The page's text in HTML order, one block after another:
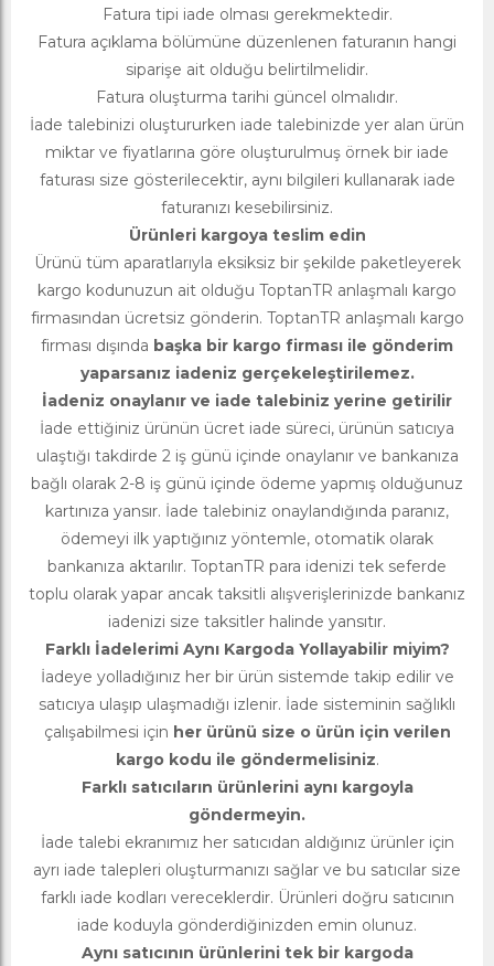
Fatura tipi iade olması gerekmektedir.
Fatura açıklama bölümüne düzenlenen faturanın hangi
siparişe ait olduğu belirtilmelidir.
Fatura oluşturma tarihi güncel olmalıdır.
İade talebinizi oluştururken iade talebinizde yer alan ürün
miktar ve fiyatlarına göre oluşturulmuş örnek bir iade
faturası size gösterilecektir, aynı bilgileri kullanarak iade
faturanızı kesebilirsiniz.
Ürünleri kargoya teslim edin
Ürünü tüm aparatlarıyla eksiksiz bir şekilde paketleyerek
kargo kodunuzun ait olduğu ToptanTR anlaşmalı kargo
firmasından ücretsiz gönderin. ToptanTR anlaşmalı kargo
firması dışında başka bir kargo firması ile gönderim
yaparsanız iadeniz gerçekeleştirilemez.
İadeniz onaylanır ve iade talebiniz yerine getirilir
İade ettiğiniz ürünün ücret iade süreci, ürünün satıcıya
ulaştığı takdirde 2 iş günü içinde onaylanır ve bankanıza
bağlı olarak 2-8 iş günü içinde ödeme yapmış olduğunuz
kartınıza yansır. İade talebiniz onaylandığında paranız,
ödemeyi ilk yaptığınız yöntemle, otomatik olarak
bankanıza aktarılır. ToptanTR para idenizi tek seferde
toplu olarak yapar ancak taksitli alışverişlerinizde bankanız
iadenizi size taksitler halinde yansıtır.
Farklı İadelerimi Aynı Kargoda Yollayabilir miyim?
İadeye yolladığınız her bir ürün sistemde takip edilir ve
satıcıya ulaşıp ulaşmadığı izlenir. İade sisteminin sağlıklı
çalışabilmesi için her ürünü size o ürün için verilen
kargo kodu ile göndermelisiniz.
Farklı satıcıların ürünlerini aynı kargoyla
göndermeyin.
İade talebi ekranımız her satıcıdan aldığınız ürünler için
ayrı iade talepleri oluşturmanızı sağlar ve bu satıcılar size
farklı iade kodları vereceklerdir. Ürünleri doğru satıcının
iade koduyla gönderdiğinizden emin olunuz.
Aynı satıcının ürünlerini tek bir kargoda